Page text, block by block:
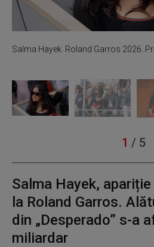
Salma Hayek. Roland Garros 2026.
1 / 5
Salma Hayek,
la Roland Garros.
din „Desperado” s-a
miliardar